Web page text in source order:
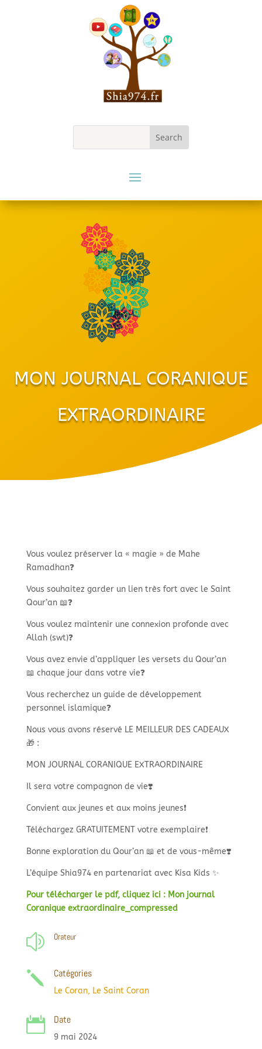
MON JOURNAL CORANIQUE
EXTRAORDINAIRE
Vous voulez préserver la « magie » de Mahe
Ramadhan❓
Vous souhaitez garder un lien très fort avec le Saint
Qour’an 📖❓
Vous voulez maintenir une connexion profonde avec
Allah (swt)❓
Vous avez envie d’appliquer les versets du Qour’an
📖 chaque jour dans votre vie❓
Vous recherchez un guide de développement
personnel islamique❓
Nous vous avons réservé LE MEILLEUR DES CADEAUX
🎁 :
MON JOURNAL CORANIQUE EXTRAORDINAIRE
Il sera votre compagnon de vie❣️
Convient aux jeunes et aux moins jeunes❗
Téléchargez GRATUITEMENT votre exemplaire❗
Bonne exploration du Qour’an 📖 et de vous-même❣️
L’équipe Shia974 en partenariat avec Kisa Kids ✨
Pour télécharger le pdf, cliquez ici : Mon journal
Coranique extraordinaire_compressed
z Orateur
j Catégories
Le Coran, Le Saint Coran
 Date
9 mai 2024